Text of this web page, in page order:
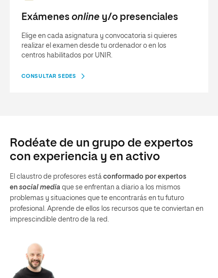
Exámenes online y/o presenciales
Elige en cada asignatura y convocatoria si quieres
realizar el examen desde tu ordenador o en los
centros habilitados por UNIR.
CONSULTAR SEDES
Rodéate de un grupo de expertos
con experiencia y en activo
El claustro de profesores está conformado por expertos
en social media que se enfrentan a diario a los mismos
problemas y situaciones que te encontrarás en tu futuro
profesional. Aprende de ellos los recursos que te conviertan en
imprescindible dentro de la red.